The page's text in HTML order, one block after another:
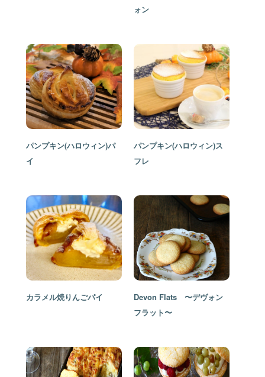
ォン
パンプキン(ハロウィン)パ
イ
パンプキン(ハロウィン)ス
フレ
カラメル焼りんごパイ
Devon Flats 〜デヴォン
フラット〜